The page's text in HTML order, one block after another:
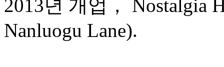
2013년 개업， Nostalgia
Nanluogu Lane).